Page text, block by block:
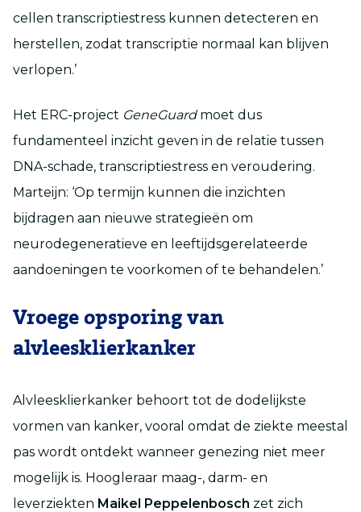
cellen transcriptiestress kunnen detecteren en
herstellen, zodat transcriptie normaal kan blijven
verlopen.’
Het ERC-project GeneGuardmoet dus
fundamenteel inzicht geven in de relatie tussen
DNA-schade, transcriptiestress en veroudering.
Marteijn: ‘Op termijn kunnen die inzichten
bijdragen aan nieuwe strategieën om
neurodegeneratieve en leeftijdsgerelateerde
aandoeningen te voorkomen of te behandelen.’
Vroege opsporing van
alvleesklierkanker
Alvleesklierkanker behoort tot de dodelijkste
vormen van kanker, vooral omdat de ziekte meestal
pas wordt ontdekt wanneer genezing niet meer
mogelijk is. Hoogleraar maag-, darm- en
leverziekten Maikel Peppelenbosch zet zich